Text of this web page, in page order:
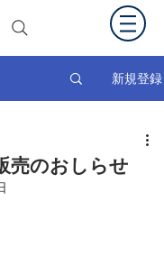
新規登録
売のおしらせ